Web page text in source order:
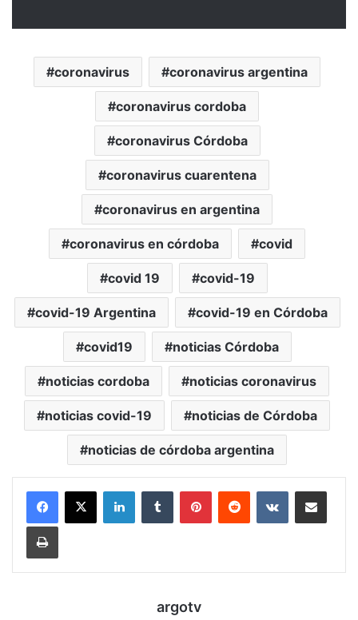
coronavirus coronavirus argentina
coronavirus cordoba
coronavirus Córdoba
coronavirus cuarentena
coronavirus en argentina
coronavirus en córdoba covid
covid 19 covid-19
covid-19 Argentina covid-19 en Córdoba
covid19 noticias Córdoba
noticias cordoba noticias coronavirus
noticias covid-19 noticias de Córdoba
noticias de córdoba argentina
LinkedInTumblr PinterestReddit VKontakteCompartir por mail
Imprimir
argotv